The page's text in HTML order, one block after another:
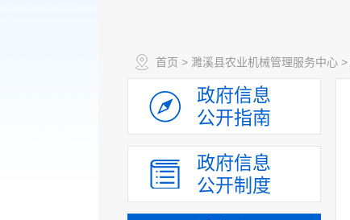
首页 > 濉溪县农业机械管理服务中心 >
政府信息
公开指南
政府信息
公开制度